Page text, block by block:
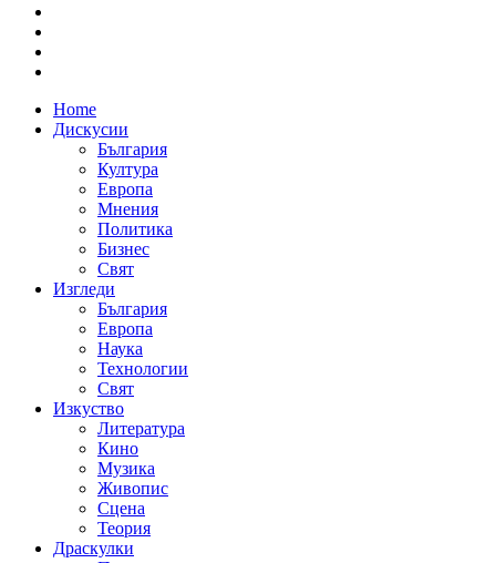
Home
Дискусии
България
Култура
Европа
Мнения
Политика
Бизнес
Свят
Изгледи
България
Европа
Наука
Технологии
Свят
Изкуство
Литература
Кино
Музика
Живопис
Сцена
Теория
Драскулки